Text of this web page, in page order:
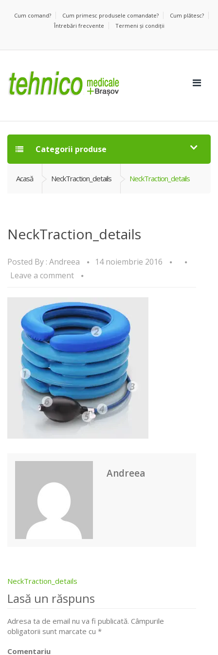
Cum comand? Cum primesc produsele comandate?
Cum plătesc?
Întrebări frecvente
Termeni şi condiţii
Categorii produse
Acasă NeckTraction_details NeckTraction_details
NeckTraction_details
Posted By : Andreea
14 noiembrie 2016
Leave a comment
Andreea
Post
navigation
NeckTraction_details
Lasă un răspuns
Adresa ta de email nu va fi publicată. Câmpurile
obligatorii sunt marcate cu *
Comentariu